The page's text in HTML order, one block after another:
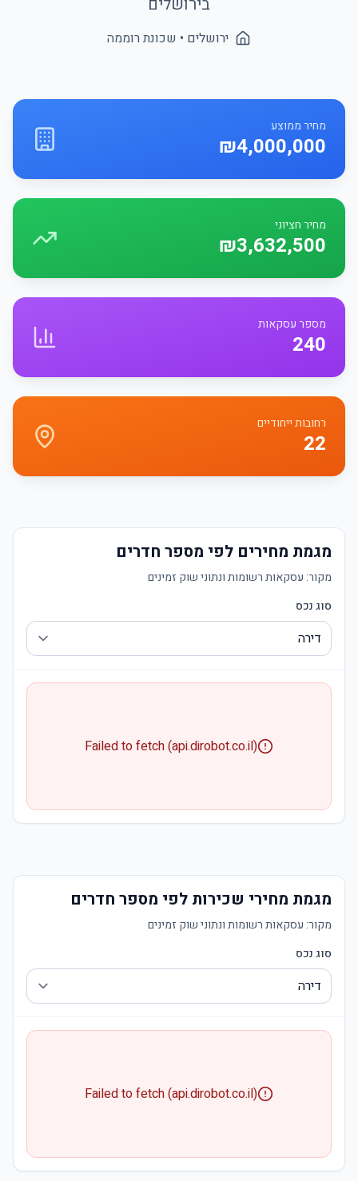
ירושלים • שכונתרוממה
מחיר ממוצע
₪4,000,000
מחיר חציוני
₪3,632,500
מספר עסקאות
240
רחובות ייחודיים
22
מגמת מחירים לפי מספר חדרים
מקור: עסקאות רשומות ונתוני שוק זמינים
סוג נכס
Failed to fetch (api.dirobot.co.il)
מגמת מחירי שכירות לפי מספר חדרים
מקור: עסקאות רשומות ונתוני שוק זמינים
סוג נכס
Failed to fetch (api.dirobot.co.il)